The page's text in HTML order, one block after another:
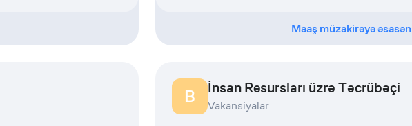
Maaş müzakirəyə əsasən
B İnsan Resursları üzrə Təcrübəçi
Vakansiyalar